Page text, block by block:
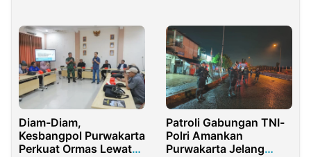
Diam-Diam,
Kesbangpol Purwakarta
Perkuat Ormas Lewat
Patroli Gabungan TNI-
Polri Amankan
Purwakarta Jelang